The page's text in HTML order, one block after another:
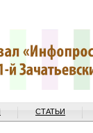
СТАТЬИ